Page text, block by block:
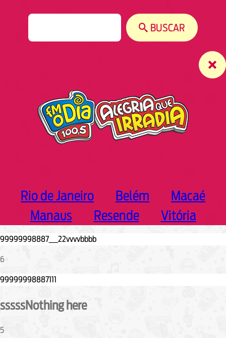
BUSCAR
Rio de Janeiro Belém
Macaé
Manaus
Resende Vitória
6
sssssNothing here
5